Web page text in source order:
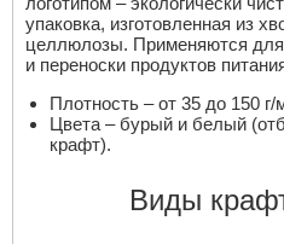
упаковка, изготовленная из
целлюлозы. Применяются для
и переноски продуктов
Плотность – от 35 до 150 г/
Цвета – бурый и белый
крафт).
Виды